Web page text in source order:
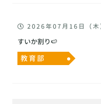
2026年07月16日（木
すいか割り🍉
教育部